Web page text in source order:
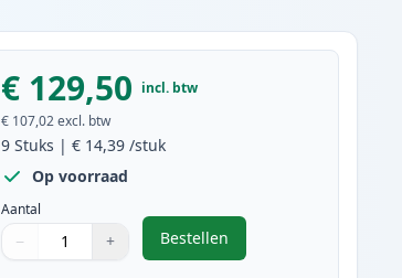
€ 129,50 incl. btw
€ 107,02 excl. btw
9 Stuks |€ 14,39 /stuk
Op voorraad
Aantal
Aantal
Gebruik de knoppen om aan te passen
− +
Aantal 1
Bestellen
,9 stuks Brother LC3237